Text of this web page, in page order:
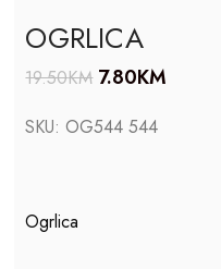
OGRLICA
19.50KM 7.80KM
SKU:OG544 544
Ogrlica